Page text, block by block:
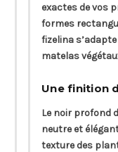
exactes de vos
formes
fizelina
matelas
Une finition
Le noir profond
neutre et
texture des